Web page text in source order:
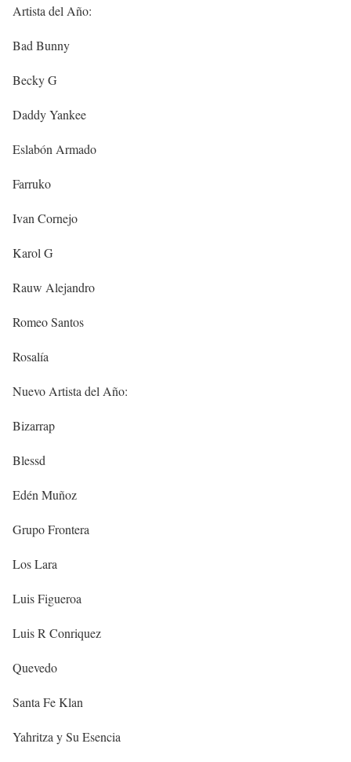
Artista del Año:
Bad Bunny
Becky G
Daddy Yankee
Eslabón Armado
Farruko
Ivan Cornejo
Karol G
Rauw Alejandro
Romeo Santos
Rosalía
Nuevo Artista del Año:
Bizarrap
Blessd
Edén Muñoz
Grupo Frontera
Los Lara
Luis Figueroa
Luis R Conriquez
Quevedo
Santa Fe Klan
Yahritza y Su Esencia